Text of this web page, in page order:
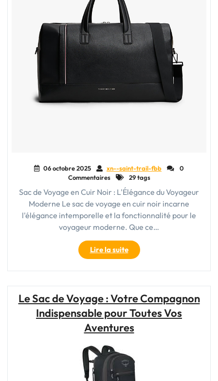
06 octobre 2025 xn--saint-trail-fbb
0
Commentaires
29 tags
Sac de Voyage en Cuir Noir : L'Élégance du Voyageur
Moderne Le sac de voyage en cuir noir incarne
l'élégance intemporelle et la fonctionnalité pour le
voyageur moderne. Que ce…
Lire la suite"Élégance
intemporelle
:
de
voyage
en
cuir
compagnon
idéal
du
Le Sac de Voyage : Votre Compagnon
Indispensable pour Toutes Vos
Aventures